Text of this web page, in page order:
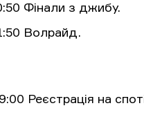
Фінали з джибу.
Волрайд.
Реєстрація на